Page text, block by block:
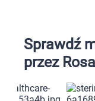
Sprawdź
przez